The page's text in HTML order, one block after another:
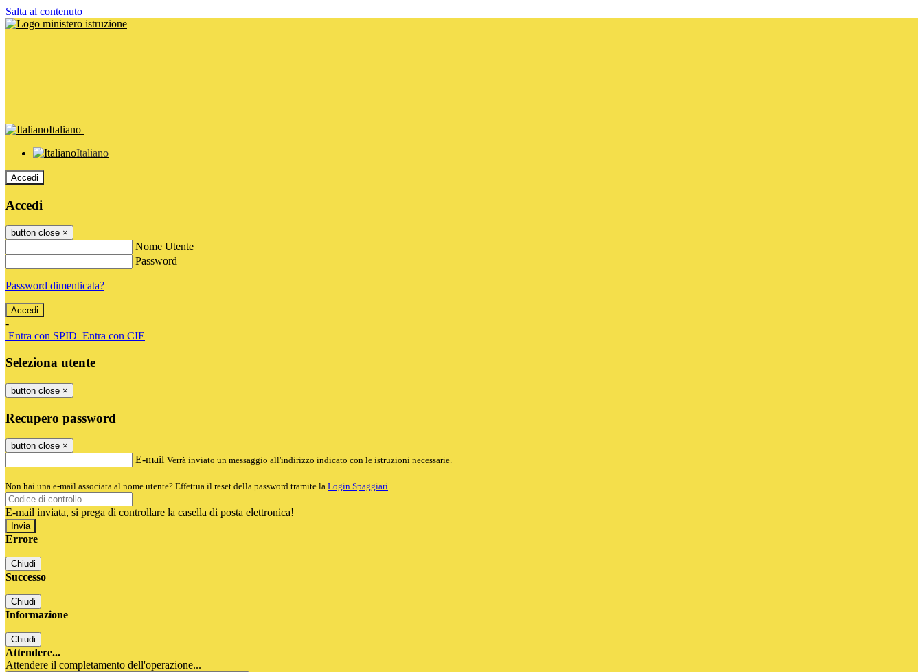
Salta al contenuto
Italiano
Italiano
Accedi
Accedi
button close ×
Nome Utente
Password
Password dimenticata?
-
Entra con SPID Entra con CIE
Seleziona utente
button close ×
Recupero password
button close ×
E-mail Verrà inviato un messaggio all'indirizzo indicato con le istruzioni necessarie.
Non hai una e-mail associata al nome utente? Effettua il reset della password tramite la Login Spaggiari
E-mail inviata, si prega di controllare la casella di posta elettronica!
Errore
Chiudi
Successo
Chiudi
Informazione
Chiudi
Attendere...
Attendere il completamento dell'operazione...